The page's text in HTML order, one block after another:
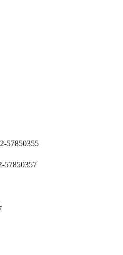
57850355
57850357